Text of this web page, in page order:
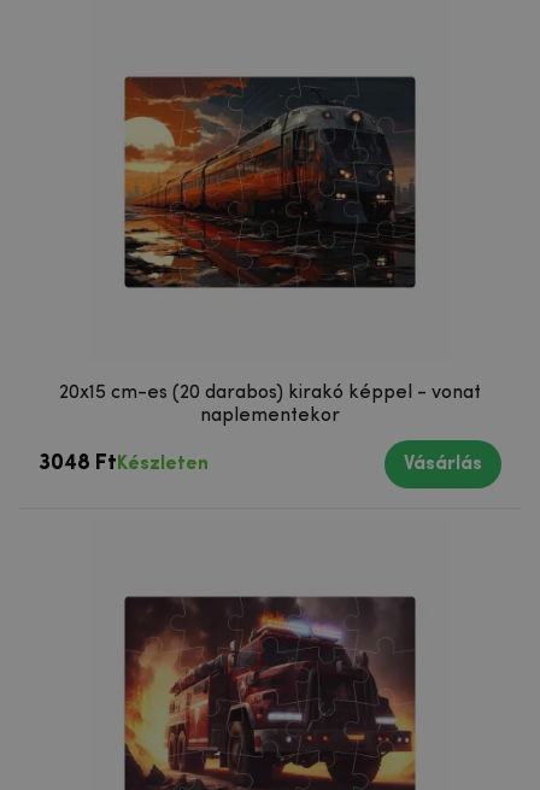
20x15 cm-es (20 darabos) kirakó képpel - vonat
naplementekor
3048 Ft Készleten Vásárlás